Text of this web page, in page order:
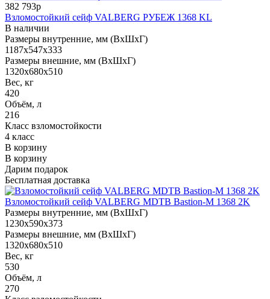
382 793р
Взломостойкий сейф VALBERG РУБЕЖ 1368 KL
В наличии
Размеры внутренние, мм (ВхШхГ)
1187x547x333
Размеры внешние, мм (ВхШхГ)
1320x680x510
Вес, кг
420
Объём, л
216
Класс взломостойкости
4 класс
В корзину
В корзину
Дарим подарок
Бесплатная доставка
Взломостойкий сейф VALBERG MDTB Bastion-M 1368 2K
Размеры внутренние, мм (ВхШхГ)
1230x590x373
Размеры внешние, мм (ВхШхГ)
1320x680x510
Вес, кг
530
Объём, л
270